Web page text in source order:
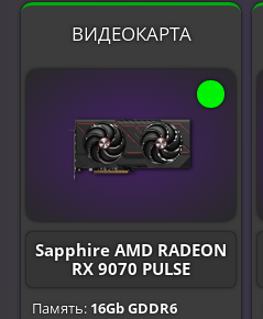
ВИДЕОКАРТА
Sapphire AMD RADEON
RX 9070 PULSE
Память: 16Gb GDDR6